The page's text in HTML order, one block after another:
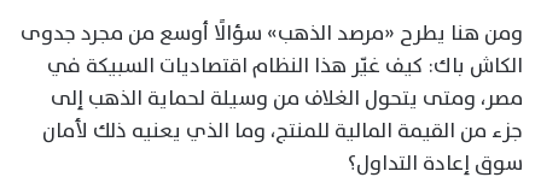
ومن هنا يطرح «مرصد الذهب» سؤالًا أوسع من مجرد جدوى
الكاش باك: كيف غيّر هذا النظام اقتصاديات السبيكة في
مصر، ومتى يتحول الغلاف من وسيلة لحماية الذهب إلى
جزء من القيمة المالية للمنتج، وما الذي يعنيه ذلك لأمان
سوق إعادة التداول؟